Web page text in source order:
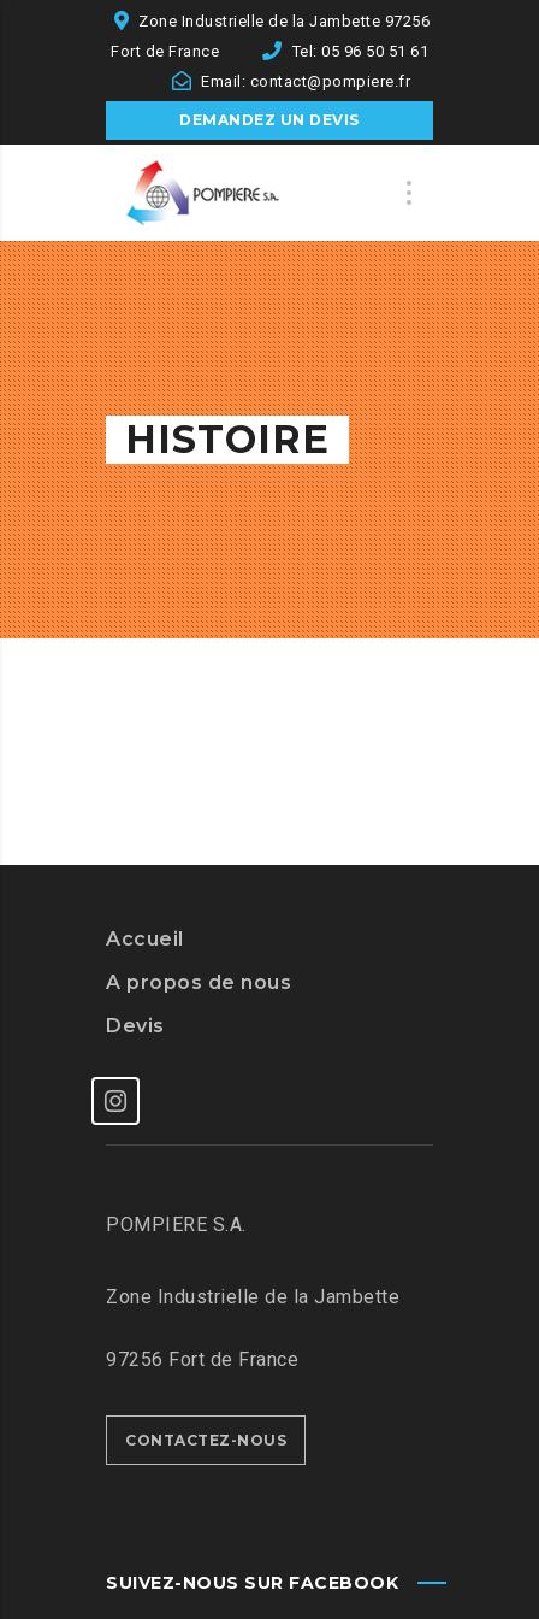
Zone Industrielle de la Jambette 97256
Fort de France
Tel: 05 96 50 51 61
Email: contact@pompiere.fr
DEMANDEZ UN DEVIS
HISTOIRE
Accueil
A propos de nous
Devis
POMPIERE S.A.
Zone Industrielle de la Jambette
97256 Fort de France
CONTACTEZ-NOUS
SUIVEZ-NOUS SUR FACEBOOK